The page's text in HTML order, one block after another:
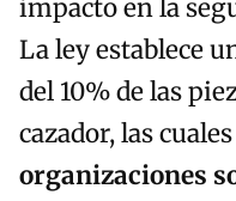
impacto en la
La ley establece
del 10% de las
cazador, las
organizaciones